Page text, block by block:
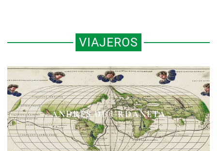
VIAJEROS
ANDRÉS DE URDANETA
JACK KEROUAC EN BUSCA DEL
MÉXICO SUBTERRÁNEO
HISTORIA EN PIEDRA Y PAPEL